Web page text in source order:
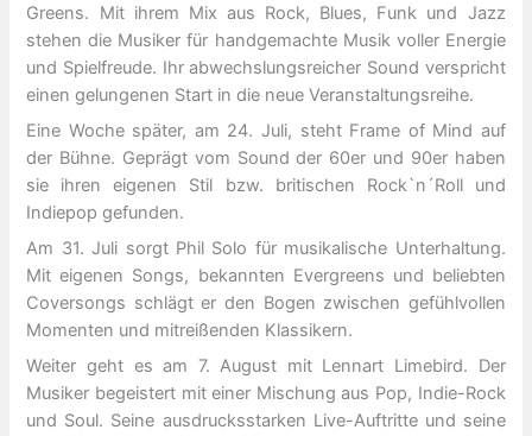
Greens. Mit ihrem Mix aus Rock, Blues, Funk und Jazz
stehen die Musiker für handgemachte Musik voller Energie
und Spielfreude. Ihr abwechslungsreicher Sound verspricht
einen gelungenen Start in die neue Veranstaltungsreihe.
Eine Woche später, am 24. Juli, steht Frame of Mind auf
der Bühne. Geprägt vom Sound der 60er und 90er haben
sie ihren eigenen Stil bzw. britischen Rock`n´Roll und
Indiepop gefunden.
Am 31. Juli sorgt Phil Solo für musikalische Unterhaltung.
Mit eigenen Songs, bekannten Evergreens und beliebten
Coversongs schlägt er den Bogen zwischen gefühlvollen
Momenten und mitreißenden Klassikern.
Weiter geht es am 7. August mit Lennart Limebird. Der
Musiker begeistert mit einer Mischung aus Pop, Indie-Rock
und Soul. Seine ausdrucksstarken Live-Auftritte und seine